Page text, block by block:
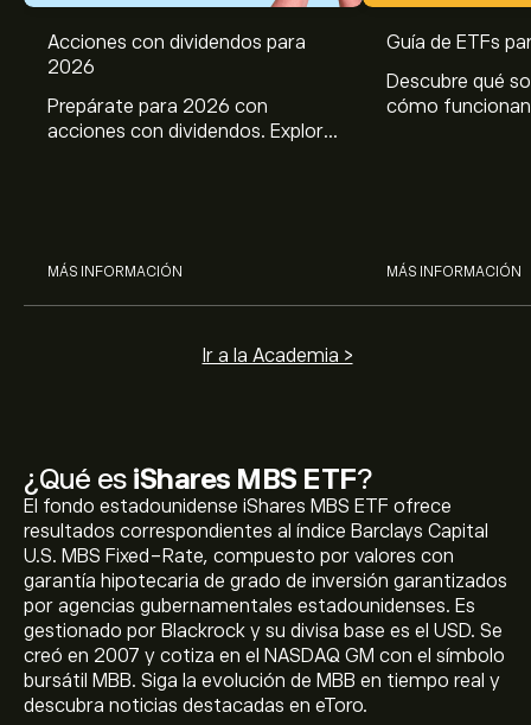
¿Qué es iShares MBS ETF?
El fondo estadounidense iShares MBS ETF ofrece
resultados correspondientes al índice Barclays Capital
U.S. MBS Fixed-Rate, compuesto por valores con
garantía hipotecaria de grado de inversión garantizados
por agencias gubernamentales estadounidenses. Es
gestionado por Blackrock y su divisa base es el USD. Se
creó en 2007 y cotiza en el NASDAQ GM con el símbolo
bursátil MBB. Siga la evolución de MBB en tiempo real y
descubra noticias destacadas en eToro.
Acciones con dividendos para
2026
Prepárate para 2026 con
acciones con dividendos. Explora
MÁS INFORMACIÓN
Guía de ETFs
Descubre qué
cómo
MÁS INFORMACIÓN
Ir a la Academia >
El precio máximo histórico de iShares MBS ETF alcanza
los 106.84‎$‎
Selecciona el intervalo de tiempo «1D» o «1S» en el
gráfico de eToro y ajusta la imagen para observar los